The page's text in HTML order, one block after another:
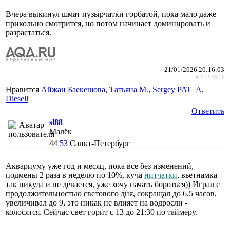
Вчера выкинул шмат пузырчатки горбатой, пока мало даже
прикольно смотрится, но потом начинает доминировать и
разрастаться.
21/01/2026 20:16:03
#3232671
Нравится Айжан Баекешова, Татьяна М., Sergey PAT_A,
Diesell
Ответить
sl88
Малёк
44 53 Санкт-Петербург
Аквариуму уже год и месяц, пока все без изменений,
подмены 2 раза в неделю по 10%, куча нитчатки, вьетнамка
так никуда и не девается, уже хочу начать бороться)) Играл с
продолжительностью светового дня, сокращал до 6,5 часов,
увеличивал до 9, это никак не влияет на водросли -
колосятся. Сейчас свет горит с 13 до 21:30 по таймеру.